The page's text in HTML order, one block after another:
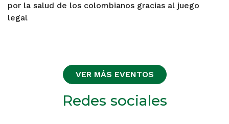
por la salud de los colombianos gracias al juego
legal
VER MÁS EVENTOS
Redes sociales